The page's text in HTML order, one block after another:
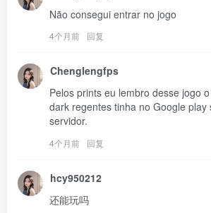
Não consegui entrar no jogo
4个月前 回复
Chenglengfps
Pelos prints eu lembro desse jogo
dark regentes tinha no Google play
servidor.
4个月前 回复
hcy950212
还能玩吗